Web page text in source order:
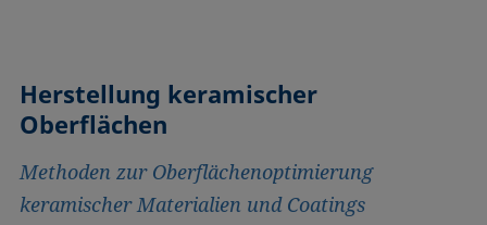
Herstellung keramischer
Oberflächen
Methoden zur Oberflächenoptimierung
keramischer Materialien und Coatings